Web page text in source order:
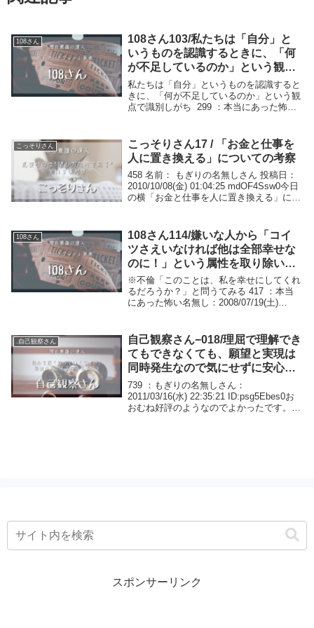
108さん
108さん103/私たちは「自分」と
いうものを認識するときに、「何
が不足しているのか」という観点
で識別しがち
私たちは「自分」というものを認識すると
きに、「何が不足しているのか」という観
点で識別しがち 299 ：本当にあった怖い
で、108氏の「今を...
こっそりさん
こっそりさん17 / 「お金と仕事を
人に置き換える」についての考察
458 名前： もぎりの名無しさん 投稿日：
2010/10/08(金) 01:04:25 mdOF4Ssw0今日
の横「お金と仕事を人に置き換える」につ
いる。楽しく...
108さん
108さん114/嫌いな人から「コイ
ツさえいなければ他は全部幸せな
のに！」という属性を取り除いて
やること
※不倫「このことは、私を幸せにしてくれ
るだろうか？」と問うてみる 417 ：本当
にあった怖い名無し：2008/07/19(土)
いと勧められるか...
.自己観察さん
自己観察さん−018/理屈で理解でき
てもできなくても、願望と実現は
同時発生なので気にせずに安心し
て気楽にすごしてたら大丈夫で
す。
739 ：もぎりの名無しさん：
2011/03/16(水) 22:35:21 ID:psg5Ebes0お
おむね好評のようなのでよかったです。読
スポンサーリンク